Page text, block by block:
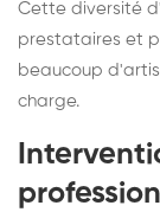
Cette diversité
prestataires et
beaucoup
charge.